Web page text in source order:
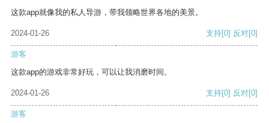
这款app就像我的私人导游，带我领略世界各地的美景。
2024-01-26 支持[0] 反对[0]
游客
这款app的游戏非常好玩，可以让我消磨时间。
2024-01-26 支持[0] 反对[0]
游客